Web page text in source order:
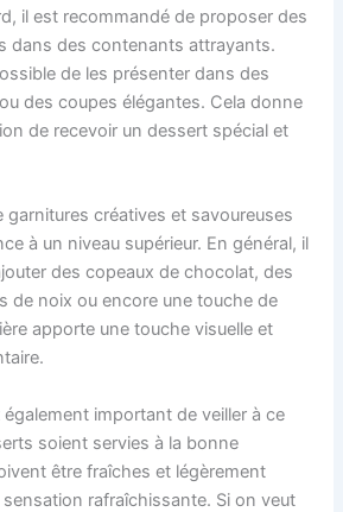
il est recommandé de proposer des
dans des contenants attrayants.
de les présenter dans des
des coupes élégantes. Cela donne
de recevoir un dessert spécial et
garnitures créatives et savoureuses
à un niveau supérieur. En général, il
des copeaux de chocolat, des
de noix ou encore une touche de
apporte une touche visuelle et
important de veiller à ce
soient servies à la bonne
être fraîches et légèrement
rafraîchissante. Si on veut